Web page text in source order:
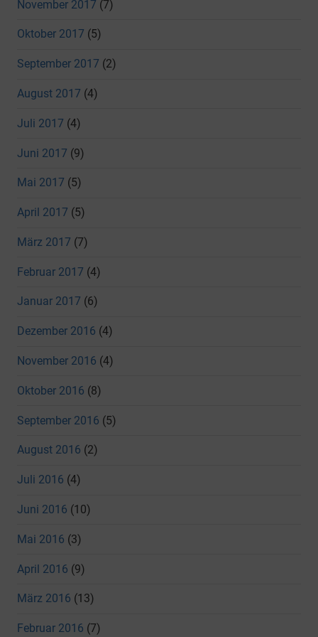
November 2017 (7)
Oktober 2017 (5)
September 2017 (2)
August 2017 (4)
Juli 2017 (4)
Juni 2017 (9)
Mai 2017 (5)
April 2017 (5)
März 2017 (7)
Februar 2017 (4)
Januar 2017 (6)
Dezember 2016 (4)
November 2016 (4)
Oktober 2016 (8)
September 2016 (5)
August 2016 (2)
Juli 2016 (4)
Juni 2016 (10)
Mai 2016 (3)
April 2016 (9)
März 2016 (13)
Februar 2016 (7)